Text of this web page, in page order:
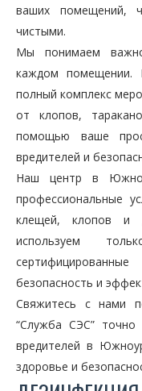
ваших помещений,
чистыми.
Мы понимаем
каждом помещении.
полный комплекс
от клопов,
помощью ваше
вредителей и
Наш центр в
профессиональные
клещей, клопов и
используем
безопасность и
Свяжитесь с нами
“Служба СЭС”
вредителей в
здоровье и